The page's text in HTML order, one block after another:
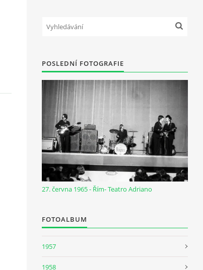
POSLEDNÍ FOTOGRAFIE
27. června 1965 - Řím- Teatro Adriano
FOTOALBUM
1957
1958